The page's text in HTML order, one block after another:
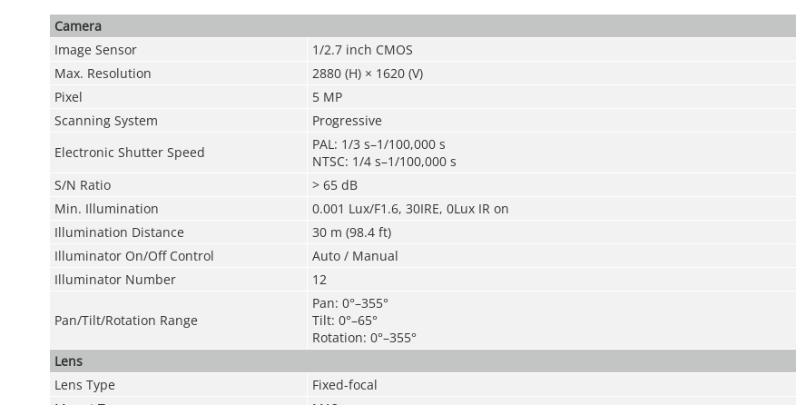
Camera
Image Sensor
1/2.7 inch CMOS
Max. Resolution
2880 (H) × 1620 (V)
Pixel
5 MP
Scanning System
Progressive
Electronic Shutter Speed
PAL: 1/3 s–1/100,000 s
NTSC: 1/4 s–1/100,000 s
S/N Ratio
> 65 dB
Min. Illumination
0.001 Lux/F1.6, 30IRE, 0Lux IR on
Illumination Distance
30 m (98.4 ft)
Illuminator On/Off Control
Auto / Manual
Illuminator Number
12
Pan/Tilt/Rotation Range
Pan: 0°–355°
Tilt: 0°–65°
Rotation: 0°–355°
Lens
Lens Type
Fixed-focal